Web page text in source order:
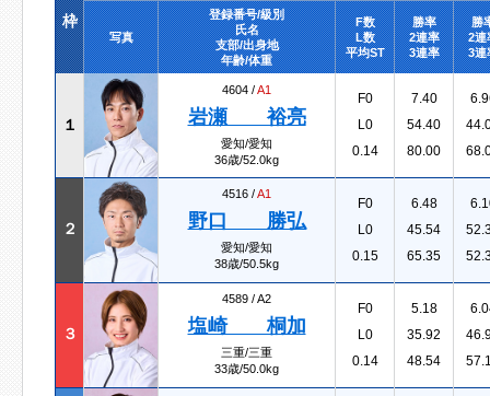
枠
写真
登録番号/級別
氏名
支部/出身地
年齢/体重
F数
L数
平均ST
勝率
2連率
3連率
勝
2連
3連
１
4604 /A1
岩瀬 裕亮
愛知/愛知
36歳/52.0kg
F0
L0
0.14
7.40
54.40
80.00
２
4516 /A1
野口 勝弘
愛知/愛知
38歳/50.5kg
F0
L0
0.15
6.48
45.54
65.35
３
4589 /A2
塩崎 桐加
三重/三重
33歳/50.0kg
F0
L0
0.14
5.18
35.92
48.54